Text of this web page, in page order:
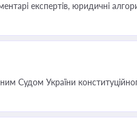
експертів, юридичні
Судом України